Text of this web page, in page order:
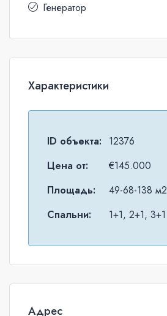
Генератор
Характеристики
ID объекта:
12376
Цена от:
€145.000
Площадь:
49-68-138 м2
Спальни:
1+1, 2+1, 3+1
Адрес